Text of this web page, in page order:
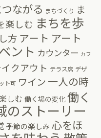
ながる まちづくり ま
楽しむ まちを歩
方 アート アート
ント カウンター カフ
クアウト テラス席 デザ
ト可 ワイン 一人の時
しむ 働く場の変化 働く
のストーリー
季節の楽しみ 心をほ